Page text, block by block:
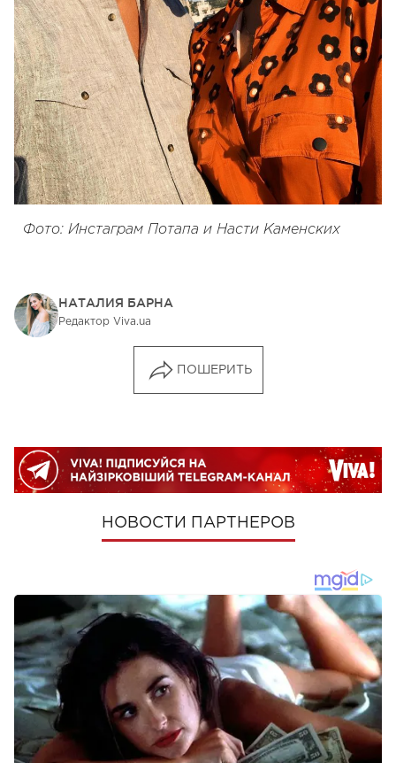
Фото: Инстаграм Потапа и Насти Каменских
НАТАЛИЯ БАРНА
Редактор Viva.ua
ПОШЕРИТЬ
НОВОСТИ ПАРТНЕРОВ